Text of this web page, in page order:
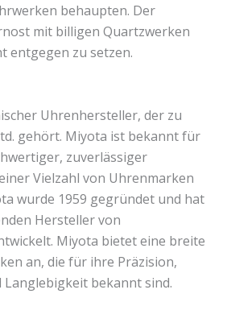
behaupten. Der
mit billigen Quartzwerken
entgegen zu setzen.
Uhrenhersteller, der zu
gehört. Miyota ist bekannt für
zuverlässiger
Vielzahl von Uhrenmarken
wurde 1959 gegründet und hat
Hersteller von
Miyota bietet eine breite
an, die für ihre Präzision,
bekannt sind.